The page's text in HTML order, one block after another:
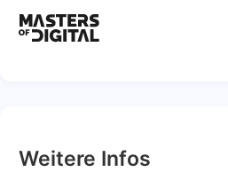
Weitere Infos